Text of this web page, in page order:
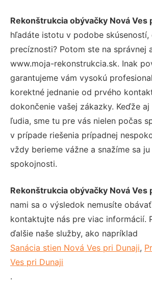
Rekonštrukcia obývačky Nová Ves
hľadáte istotu v podobe
precíznosti? Potom ste na správnej
www.moja-rekonstrukcia.sk. Inak
garantujeme vám vysokú
korektné jednanie od prvého
dokončenie vašej zákazky. Keďže aj
ľudia, sme tu pre vás nielen počas
v prípade riešenia prípadnej
vždy berieme vážne a snažíme sa
spokojnosti.
Rekonštrukcia obývačky Nová Ves
nami sa o výsledok nemusíte
kontaktujte nás pre viac informácií.
ďalšie naše služby, ako napríklad
Sanácia stien Nová Ves pri Dunaji,
Ves pri Dunaji
.